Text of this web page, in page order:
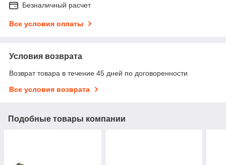
Безналичный расчет
Все условия оплаты
Условия возврата
Возврат товара в течение 45 дней по договоренности
Все условия возврата
Подобные товары компании